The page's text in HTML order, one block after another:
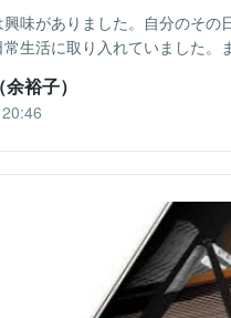
味がありました。自分のそ
常生活に取り入れていました
裕子）